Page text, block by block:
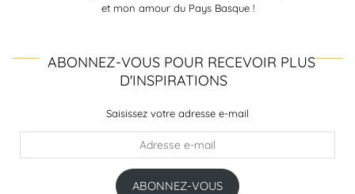
et mon amour du Pays Basque !
ABONNEZ-VOUS POUR RECEVOIR PLUS
D'INSPIRATIONS
Saisissez votre adresse e-mail
ABONNEZ-VOUS